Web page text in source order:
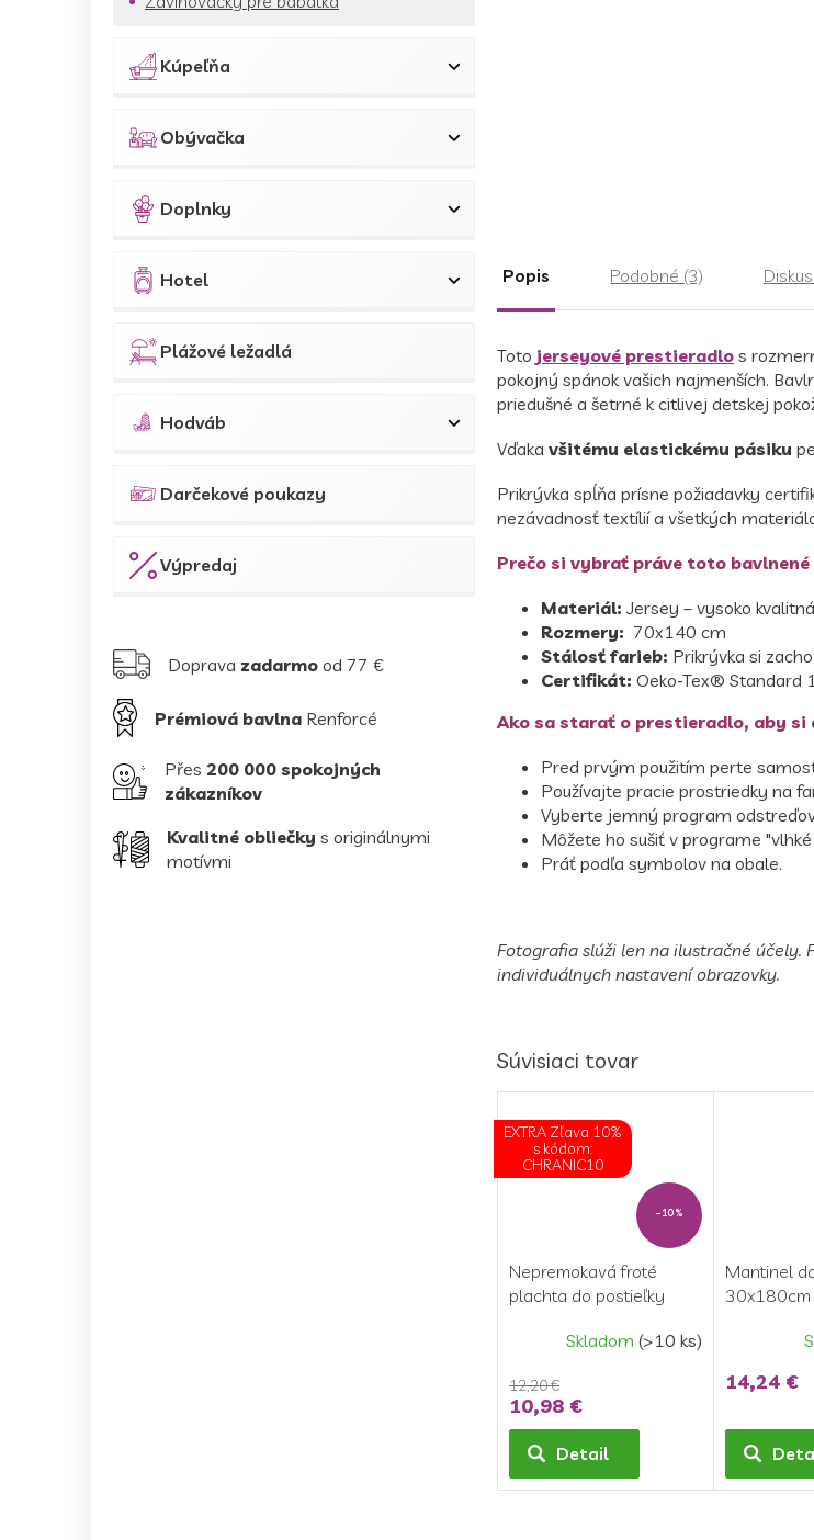
Kúpeľňa
Obývačka
Doplnky
Hotel
Plážové ležadlá
Hodváb
Darčekové poukazy
Výpredaj
Doprava zadarmo od 77 €
Prémiová bavlna Renforcé
Přes 200 000 spokojných
zákazníkov
Kvalitné obliečky s originálnymi
motívmi
Popis Podobné (3)
Toto jerseyové prestieradlo s
pokojný spánok vašich najmenších.
priedušné a šetrné k citlivej detskej
Vďaka všitému elastickému pásiku
Prikrývka spĺňa prísne požiadavky
nezávadnosť textílií a všetkých
Prečo si vybrať práve toto
Materiál: Jersey – vysoko
Rozmery: 70x140 cm
Stálosť farieb: Prikrývka si
Certifikát: Oeko-Tex® Standard
Ako sa starať o prestieradlo, aby si
Pred prvým použitím perte
Používajte pracie prostriedky na
Vyberte jemný program
Môžete ho sušiť v programe "vlhké
Práť podľa symbolov na obale.
Fotografia slúži len na ilustračné účely.
individuálnych nastavení obrazovky.
Súvisiaci tovar
EXTRA Zľava 10%
s kódom:
CHRANIC10
–10 %
Nepremokavá froté
plachta do postieľky
Skladom (>10 ks)
12,20 €
10,98 €
Detail
Mantinel
30x180cm
14,24 €